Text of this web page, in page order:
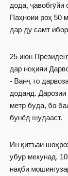
дода,
Паҳноии роҳ 50
дар ду самт
25 июн
дар ноҳияи
- Ванҷ то
доданд.
метр буда, бо
бунёд шудааст.
Ин қитъаи
убур мекунад,
нақби